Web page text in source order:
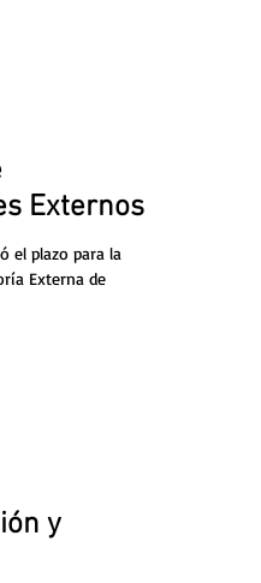
Externos
el plazo para la
Externa de
y